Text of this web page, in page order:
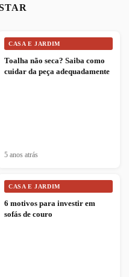
CASA E JARDIM
Toalha não seca? Saiba como
cuidar da peça adequadamente
5 anos atrás
CASA E JARDIM
6 motivos para investir em
sofás de couro